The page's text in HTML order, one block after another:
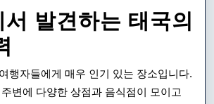
발견하는 태국의
행자들에게 매우 인기 있는 장소입니다.
변에 다양한 상점과 음식점이 모이고